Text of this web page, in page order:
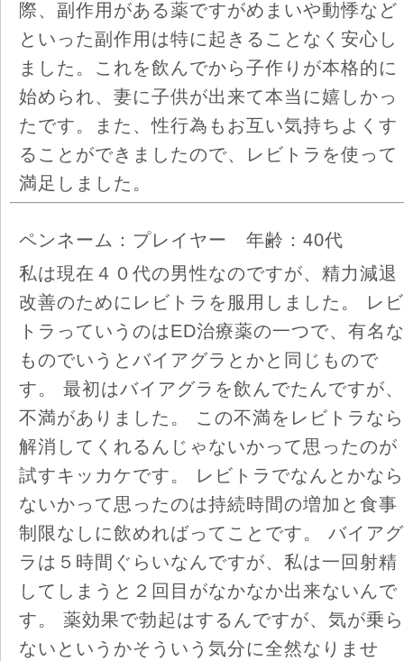
際、副作用がある薬ですがめまいや動悸など
といった副作用は特に起きることなく安心し
ました。これを飲んでから子作りが本格的に
始められ、妻に子供が出来て本当に嬉しかっ
たです。また、性行為もお互い気持ちよくす
ることができましたので、レビトラを使って
満足しました。
ペンネーム：プレイヤー 年齢：40代
私は現在４０代の男性なのですが、精力減退
改善のためにレビトラを服用しました。 レビ
トラっていうのはED治療薬の一つで、有名な
ものでいうとバイアグラとかと同じもので
す。 最初はバイアグラを飲んでたんですが、
不満がありました。 この不満をレビトラなら
解消してくれるんじゃないかって思ったのが
試すキッカケです。 レビトラでなんとかなら
ないかって思ったのは持続時間の増加と食事
制限なしに飲めればってことです。 バイアグ
ラは５時間ぐらいなんですが、私は一回射精
してしまうと２回目がなかなか出来ないんで
す。 薬効果で勃起はするんですが、気が乗ら
ないというかそういう気分に全然なりませ